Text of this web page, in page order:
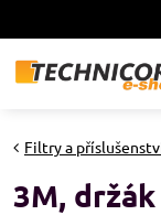
Filtry a
3M,